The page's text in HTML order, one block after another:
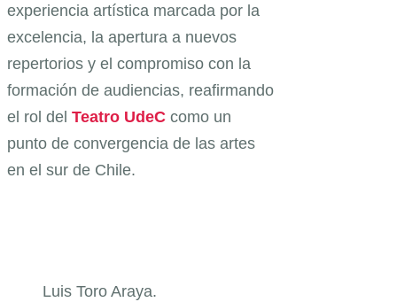
experiencia artística marcada por la
excelencia, la apertura a nuevos
repertorios y el compromiso con la
formación de audiencias, reafirmando
el rol del Teatro UdeC como un
punto de convergencia de las artes
en el sur de Chile.
Luis Toro Araya.